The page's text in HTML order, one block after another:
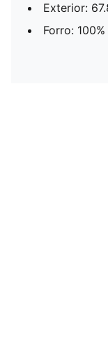
Exterior:
Forro: